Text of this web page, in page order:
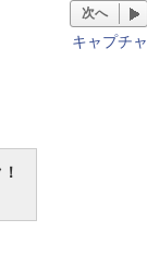
次へ
キャプチャ